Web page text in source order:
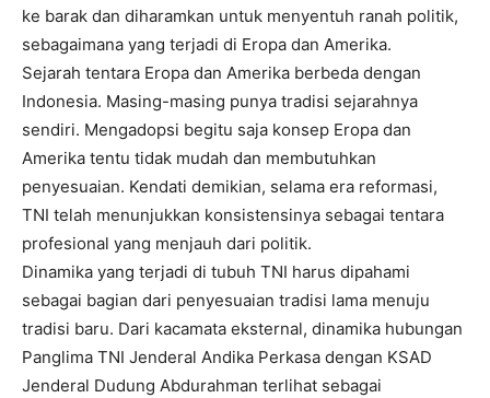
ke barak dan diharamkan untuk menyentuh ranah politik,
sebagaimana yang terjadi di Eropa dan Amerika.
Sejarah tentara Eropa dan Amerika berbeda dengan
Indonesia. Masing-masing punya tradisi sejarahnya
sendiri. Mengadopsi begitu saja konsep Eropa dan
Amerika tentu tidak mudah dan membutuhkan
penyesuaian. Kendati demikian, selama era reformasi,
TNI telah menunjukkan konsistensinya sebagai tentara
profesional yang menjauh dari politik.
Dinamika yang terjadi di tubuh TNI harus dipahami
sebagai bagian dari penyesuaian tradisi lama menuju
tradisi baru. Dari kacamata eksternal, dinamika hubungan
Panglima TNI Jenderal Andika Perkasa dengan KSAD
Jenderal Dudung Abdurahman terlihat sebagai